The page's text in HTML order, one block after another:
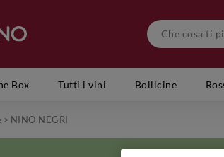
Box Tutti i vini Bollicine
> NINO NEGRI